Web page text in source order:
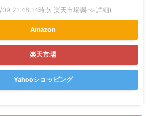
21:48:14時点 楽天市場調べ-詳細)
Amazon
楽天市場
Yahooショッピング